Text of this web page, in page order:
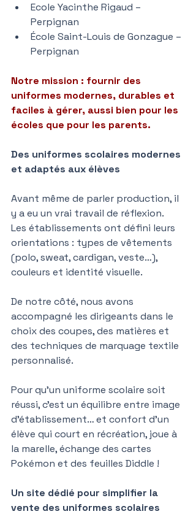
Ecole Yacinthe Rigaud –
Perpignan
École Saint-Louis de Gonzague –
Perpignan
Notre mission : fournir des
uniformes modernes, durables et
faciles à gérer, aussi bien pour les
écoles que pour les parents.
Des uniformes scolaires modernes
et adaptés aux élèves
Avant même de parler production, il
y a eu un vrai travail de réflexion.
Les établissements ont défini leurs
orientations : types de vêtements
(polo, sweat, cardigan, veste…),
couleurs et identité visuelle.
De notre côté, nous avons
accompagné les dirigeants dans le
choix des coupes, des matières et
des techniques de marquage textile
personnalisé.
Pour qu’un uniforme scolaire soit
réussi, c’est un équilibre entre image
d’établissement… et confort d’un
élève qui court en récréation, joue à
la marelle, échange des cartes
Pokémon et des feuilles Diddle !
Un site dédié pour simplifier la
vente des uniformes scolaires